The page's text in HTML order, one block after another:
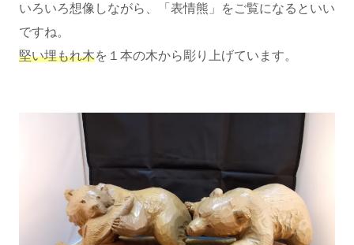
いろいろ想像しながら、「表情熊」をご覧になるといい
ですね。
堅い埋もれ木を１本の木から彫り上げています。